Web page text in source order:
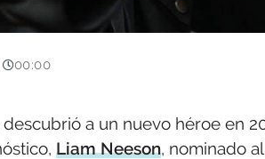
00:00
a un nuevo héroe en
Liam Neeson, nominado